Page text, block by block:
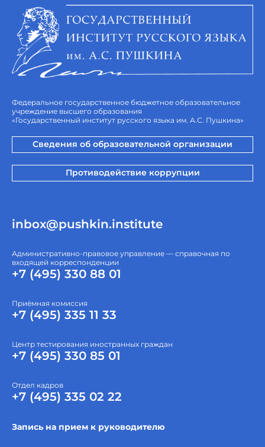
Федеральное государственное бюджетное образовательное
учреждение высшего образования
«Государственный институт русского языка им. А.С. Пушкина»
Сведения об образовательной организации
Противодействие коррупции
inbox@pushkin.institute
Административно-правовое управление — справочная по
входящей корреспонденции
+7 (495) 330 88 01
Приёмная комиссия
+7 (495) 335 11 33
Центр тестирования иностранных граждан
+7 (495) 330 85 01
Отдел кадров
+7 (495) 335 02 22
Запись на прием к руководителю